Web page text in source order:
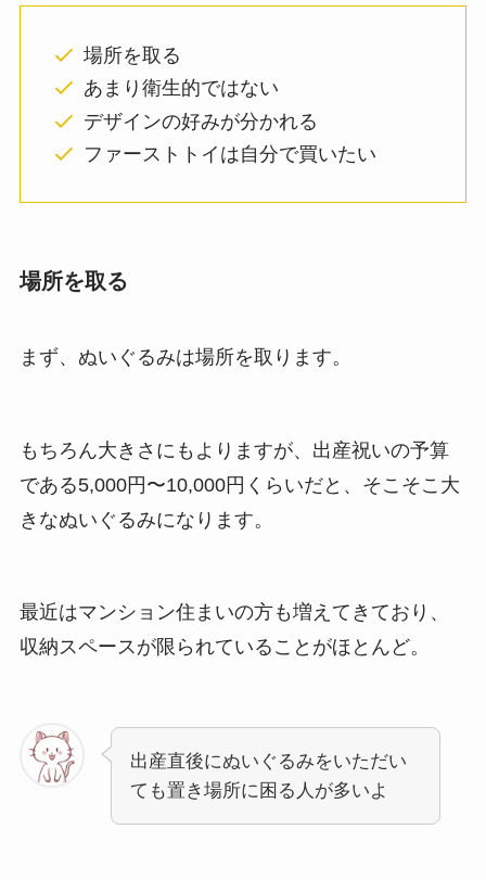
場所を取る
あまり衛生的ではない
デザインの好みが分かれる
ファーストトイは自分で買いたい
場所を取る
まず、ぬいぐるみは場所を取ります。
もちろん大きさにもよりますが、出産祝いの予算
である5,000円〜10,000円くらいだと、そこそこ大
きなぬいぐるみになります。
最近はマンション住まいの方も増えてきており、
収納スペースが限られていることがほとんど。
出産直後にぬいぐるみをいただい
ても置き場所に困る人が多いよ